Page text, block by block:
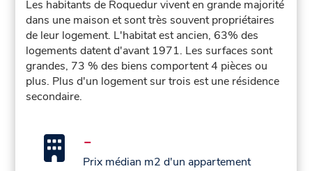
Les habitants de Roquedur vivent en grande majorité
dans une maison et sont très souvent propriétaires
de leur logement. L'habitat est ancien, 63% des
logements datent d'avant 1971. Les surfaces sont
grandes, 73 % des biens comportent 4 pièces ou
plus. Plus d'un logement sur trois est une résidence
secondaire.
-
Prix médian m2 d'un appartement